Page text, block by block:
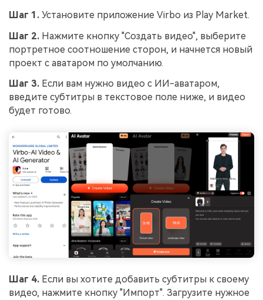
Шаг 1. Установите приложение Virbo из Play Market.
Шаг 2. Нажмите кнопку "Создать видео", выберите
портретное соотношение сторон, и начнется новый
проект с аватаром по умолчанию.
Шаг 3. Если вам нужно видео с ИИ-аватаром,
введите субтитры в текстовое поле ниже, и видео
будет готово.
Шаг 4. Если вы хотите добавить субтитры к своему
видео, нажмите кнопку "Импорт". Загрузите нужное